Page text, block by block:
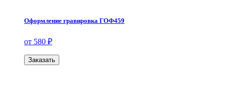
Оформление гравировка ГОФ459
от 580 ₽
Заказать